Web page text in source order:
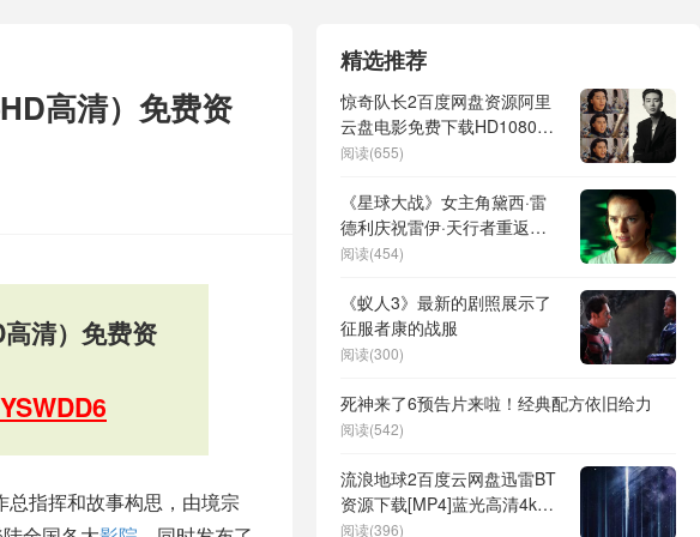
高清）免费资
清）免费资
指挥和故事构思，由境宗
精选推荐
惊奇队长2百度网盘资源阿里
云盘电影免费下载HD1080p
资源国语中字
阅读(655)
《星球大战》女主角黛西·雷
德利庆祝雷伊·天行者重返星
战，引发粉丝热烈反响
阅读(454)
《蚁人3》最新的剧照展示了
征服者康的战服
阅读(300)
死神来了6预告片来啦！经典配方依旧给力
阅读(542)
流浪地球2百度云网盘迅雷BT
资源下载[MP4]蓝光高清4k超
清[HD1080p]
阅读(396)